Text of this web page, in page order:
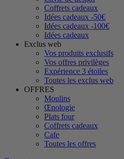
Coffrets cadeaux
Idées cadeaux -50€
Idées cadeaux -100€
Idées cadeaux
Exclus web
Vos produits exclusifs
Vos offres privilèges
Expérience 3 étoiles
Toutes les exclus web
OFFRES
Moulins
Œnologie
Plats four
Coffrets cadeaux
Cafe
Toutes les offres